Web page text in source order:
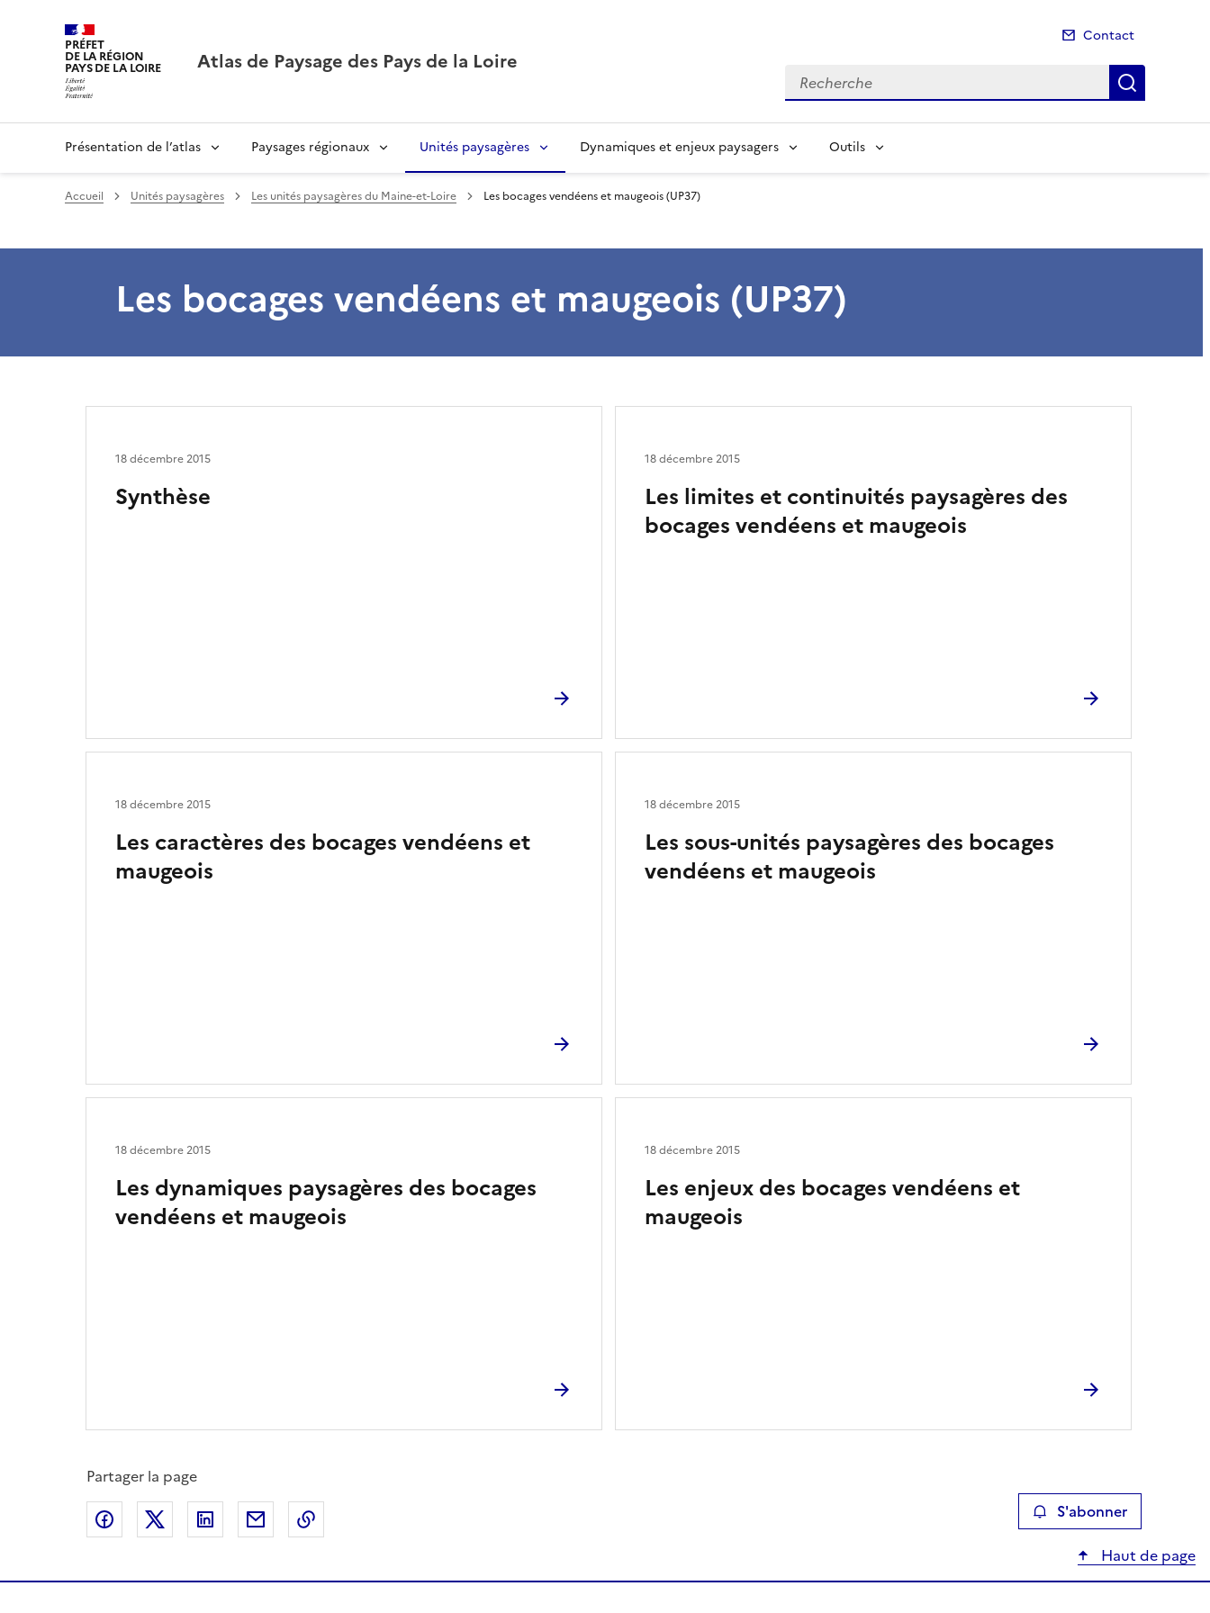
PRÉFET
DE LA RÉGION
PAYS DE LA LOIRE Atlas de Paysage des Pays de la Loire
Contact
Recherche
Présentation de l’atlas Paysages régionaux Unités paysagères Dynamiques et enjeux paysagers Outils
Accueil Unités paysagères Les unités paysagères du Maine-et-Loire Les bocages vendéens et maugeois (UP37)
Les bocages vendéens et maugeois (UP37)
Synthèse
18 décembre 2015
Les limites et continuités paysagères des
bocages vendéens et maugeois
18 décembre 2015
Les caractères des bocages vendéens et
maugeois
18 décembre 2015
Les sous-unités paysagères des bocages
vendéens et maugeois
18 décembre 2015
Les dynamiques paysagères des bocages
vendéens et maugeois
18 décembre 2015
Les enjeux des bocages vendéens et
maugeois
18 décembre 2015
Partager la page
Partager sur Facebook
Partager sur XPartager sur LinkedIn
Partager par email S'abonner
Haut de page